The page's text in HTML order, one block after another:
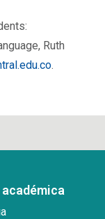
Ruth
edu.co.